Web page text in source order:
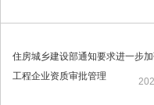
住房城乡建设部通知要求进一步
工程企业资质审批管理